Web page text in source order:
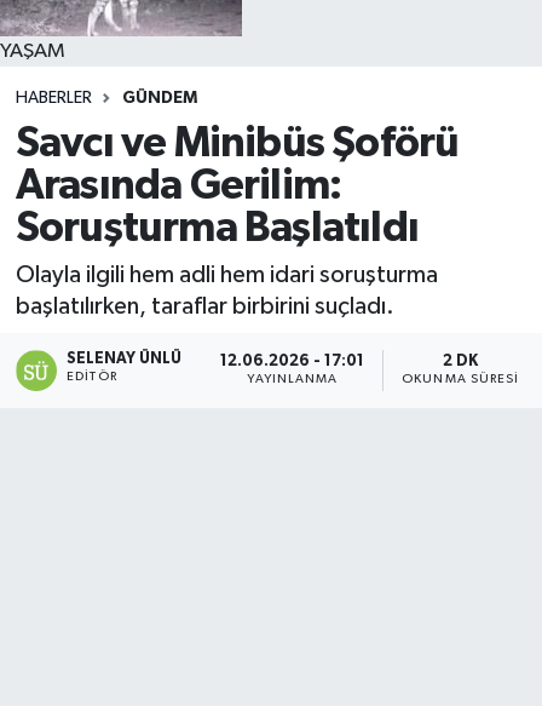
YAŞAM
HABERLER GÜNDEM
Savcı ve Minibüs Şoförü
Arasında Gerilim:
Soruşturma Başlatıldı
Olayla ilgili hem adli hem idari soruşturma
başlatılırken, taraflar birbirini suçladı.
SELENAY ÜNLÜ
EDITÖR
12.06.2026 - 17:01
YAYINLANMA
2 DK
OKUNMA SÜRESI